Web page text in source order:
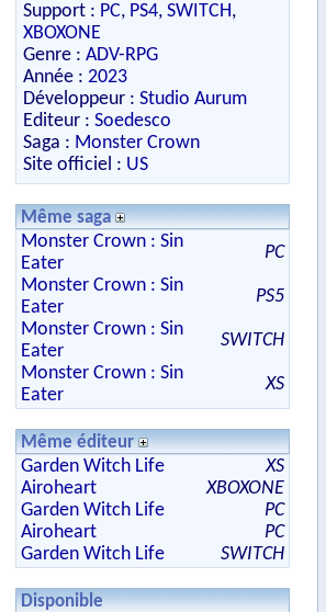
Support : PC, PS4, SWITCH,
XBOXONE
Genre : ADV-RPG
Année : 2023
Développeur : Studio Aurum
Editeur : Soedesco
Saga : Monster Crown
Site officiel : US
Même saga
Monster Crown : Sin
Eater
PC
Monster Crown : Sin
Eater
PS5
Monster Crown : Sin
Eater
SWITCH
Monster Crown : Sin
Eater
XS
Même éditeur
Garden Witch Life
XS
Airoheart
XBOXONE
Garden Witch Life
PC
Airoheart
PC
Garden Witch Life
SWITCH
Disponible